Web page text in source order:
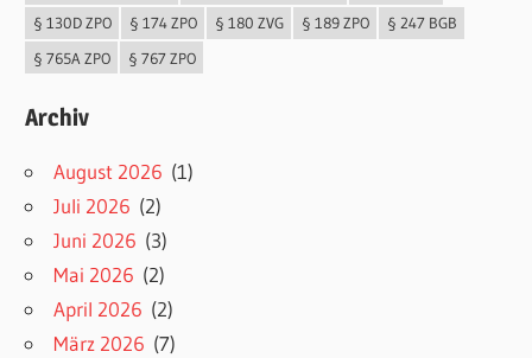
§ 130D ZPO
§ 174 ZPO § 180 ZVG § 189 ZPO
§ 247 BGB
§ 765A ZPO
§ 767 ZPO
Archiv
August 2026 (1)
Juli 2026 (2)
Juni 2026 (3)
Mai 2026 (2)
April 2026 (2)
März 2026 (7)